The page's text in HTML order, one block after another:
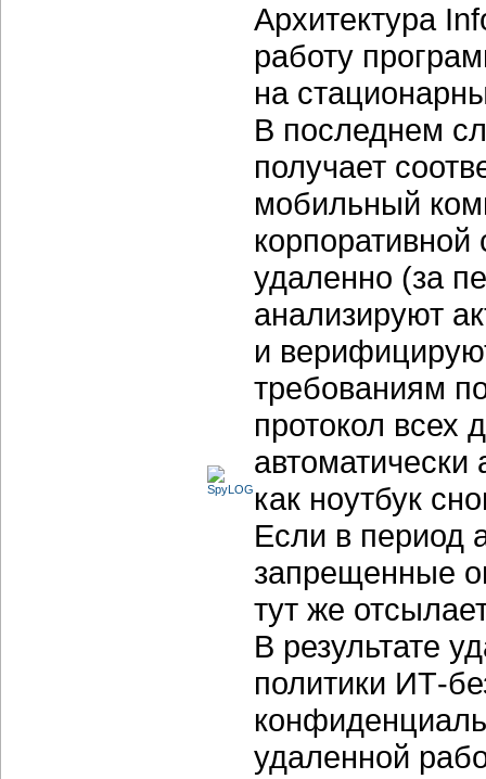
Архитектура
работу
на
В последнем
получает
мобильный
корпоративной
удаленно (за
анализируют
и
требованиям
протокол всех
автоматически
как ноутбук
Если в период
запрещенные
тут же
В результате
политики ИТ-
удаленной